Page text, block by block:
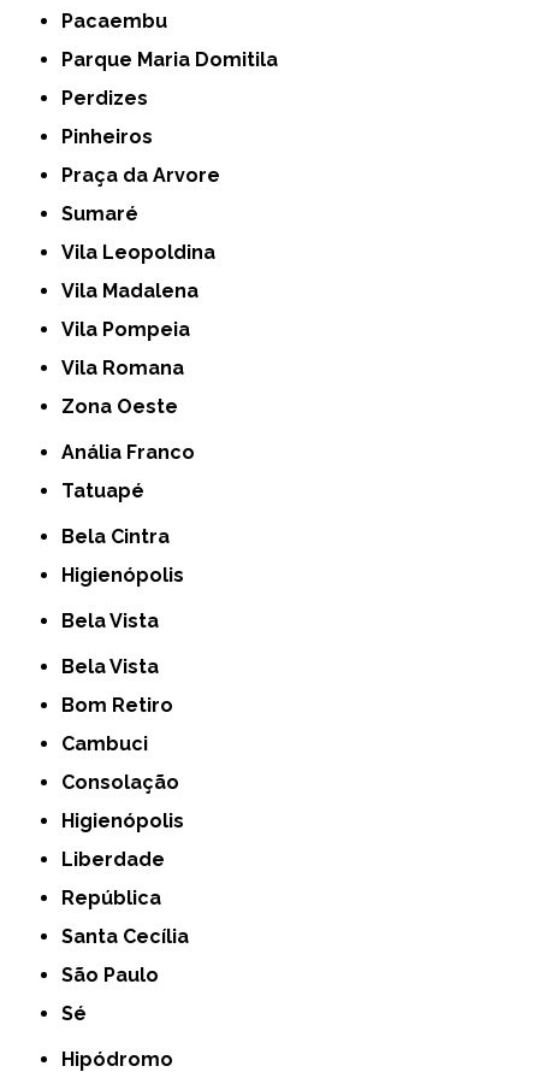
Pacaembu
Parque Maria Domitila
Perdizes
Pinheiros
Praça da Arvore
Sumaré
Vila Leopoldina
Vila Madalena
Vila Pompeia
Vila Romana
Zona Oeste
Anália Franco
Tatuapé
Bela Cintra
Higienópolis
Bela Vista
Bela Vista
Bom Retiro
Cambuci
Consolação
Higienópolis
Liberdade
República
Santa Cecília
São Paulo
Sé
Hipódromo